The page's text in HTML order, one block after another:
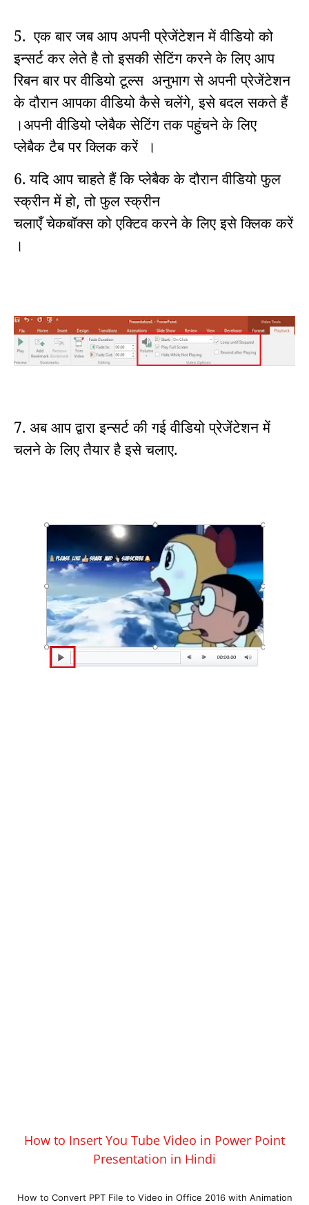
5. एक बार जब आप अपनी प्रेजेंटेशन में वीडियो को
इन्सर्ट कर लेते है तो इसकी सेटिंग करने के लिएआप
रिबन बार पर वीडियो टूल्स अनुभाग से अपनी प्रेजेंटेशन
के दौरान आपका वीडियो कैसे चलेंगे,इसे बदल सकते हैं
।अपनी वीडियो प्लेबैक सेटिंग तक पहुंचने के लिए
प्लेबैक टैब पर क्लिक करें
।
6. यदि आप चाहते हैं कि प्लेबैक के दौरान वीडियो फुल
स्क्रीन में हो,तो फुल स्क्रीन
चलाएँ चेकबॉक्स को एक्टिव करने के लिए इसे क्लिक करें
।
7. अब आप द्वारा इन्सर्ट की गई वीडियो प्रेजेंटेशन में
चलने के लिए तैयार है इसे चलाए.
How to Insert You Tube Video in Power Point
Presentation in Hindi
How to Convert PPT File to Video in Office 2016 with Animation